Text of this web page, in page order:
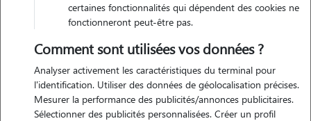
certaines fonctionnalités qui dépendent des cookies ne
fonctionneront peut-être pas.
Comment sont utilisées vos données ?
Analyser activement les caractéristiques du terminal pour
l'identification. Utiliser des données de géolocalisation précises.
Mesurer la performance des publicités/annonces publicitaires.
Sélectionner des publicités personnalisées. Créer un profil